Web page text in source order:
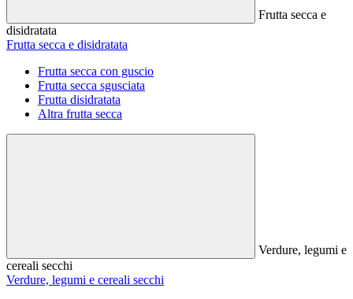
Frutta secca e
disidratata
Frutta secca e disidratata
Frutta secca con guscio
Frutta secca sgusciata
Frutta disidratata
Altra frutta secca
Verdure, legumi e
cereali secchi
Verdure, legumi e cereali secchi